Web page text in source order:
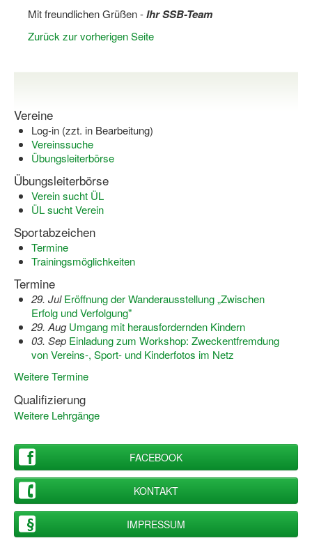
Aktionen zu "Bewegt Älter werden" / "Bewegt gesund
Bewegungsmodel
Koronarsport
Seniorensport
Wassergymnastik / Aqua-Step
Reha-Sportangebote in NRW suchen
Sportjugend
Wir über uns "Leitbild"
Vorstand Sportjugend
Vereinsentwicklung – Zeig dein Profil
Ferienfreizeiten
Sporthelferforum
Kinder- und Jugendqualifizierung
Kinderschutz im Sport
Mit freundlichen Grüßen -Ihr SSB-Team
Zurück zur vorherigen Seite
Vereine
Log-in (zzt. in Bearbeitung)
Vereinssuche
Übungsleiterbörse
Übungsleiterbörse
Verein sucht ÜL
ÜL sucht Verein
Sportabzeichen
Termine
Trainingsmöglichkeiten
Termine
29. Jul Eröffnung der Wanderausstellung „Zwischen
Erfolg und Verfolgung"
29. Aug Umgang mit herausfordernden Kindern
03. Sep Einladung zum Workshop: Zweckentfremdung
von Vereins-, Sport- und Kinderfotos im Netz
Weitere Termine
Qualifizierung
Weitere Lehrgänge
FACEBOOK
KONTAKT
IMPRESSUM